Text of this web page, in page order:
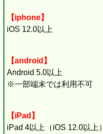
【iphone】
iOS 12.0以上
【android】
Android 5.0以上
※一部端末では利用不可
【iPad】
iPad 4以上（iOS 12.0以上）